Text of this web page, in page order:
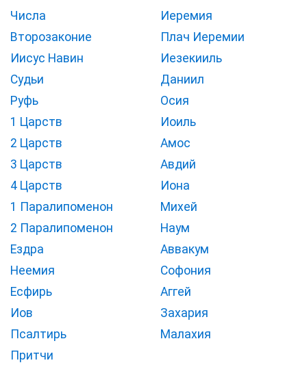
Числа
Второзаконие
Иисус Навин
Судьи
Руфь
1 Царств
2 Царств
3 Царств
4 Царств
1 Паралипоменон
2 Паралипоменон
Ездра
Неемия
Есфирь
Иов
Псалтирь
Притчи
Иеремия
Плач Иеремии
Иезекииль
Даниил
Осия
Иоиль
Амос
Авдий
Иона
Михей
Наум
Аввакум
Софония
Аггей
Захария
Малахия